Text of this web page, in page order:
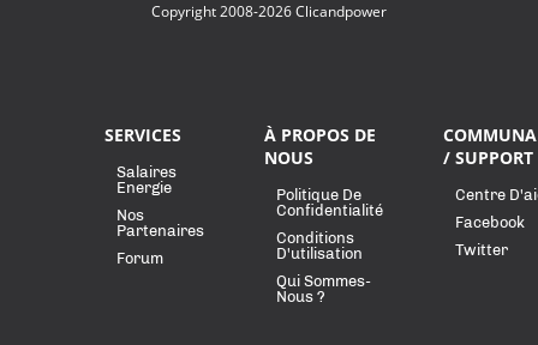
Copyright 2008-2026 Clicandpower
SERVICES
Salaires
Energie
Nos
Partenaires
Forum
À PROPOS DE
NOUS
Politique De
Confidentialité
Conditions
D'utilisation
Qui Sommes-
Nous ?
/ SUPPORT
Centre
Facebook
Twitter